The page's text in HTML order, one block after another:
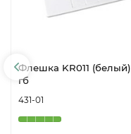
Флешка KR011 (белый) 4
гб
431-01